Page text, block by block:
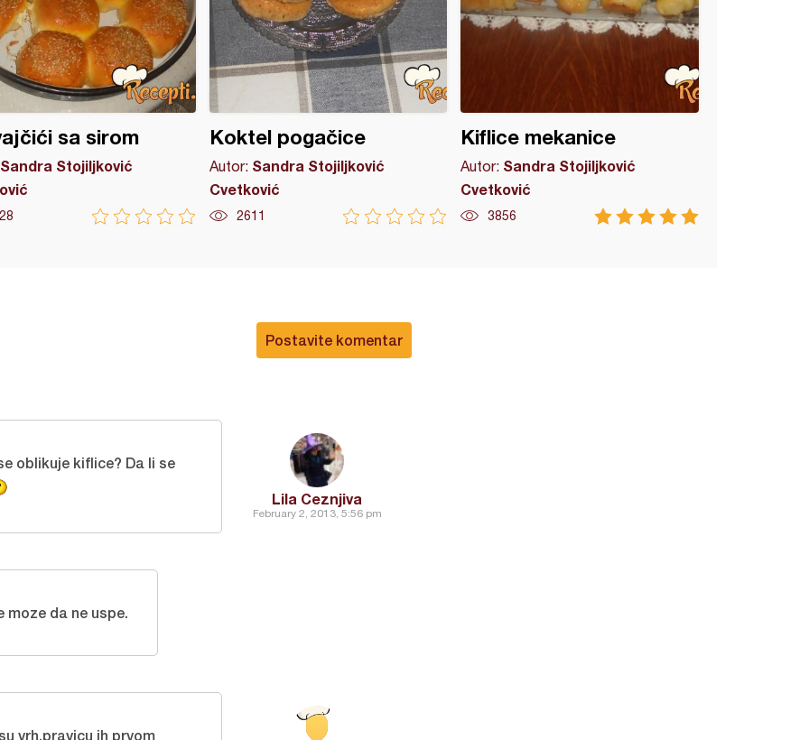
sa sirom
Sandra Stojiljković
Koktel pogačice
Autor: Sandra Stojiljković
Cvetković
2611
Kiflice mekanice
Autor: Sandra Stojiljković
Cvetković
3856
Postavite komentar
Lila Ceznjiva
February 2, 2013, 5:56 pm
oblikuje kiflice? Da li se
moze da ne uspe.
vrh,pravicu ih prvom